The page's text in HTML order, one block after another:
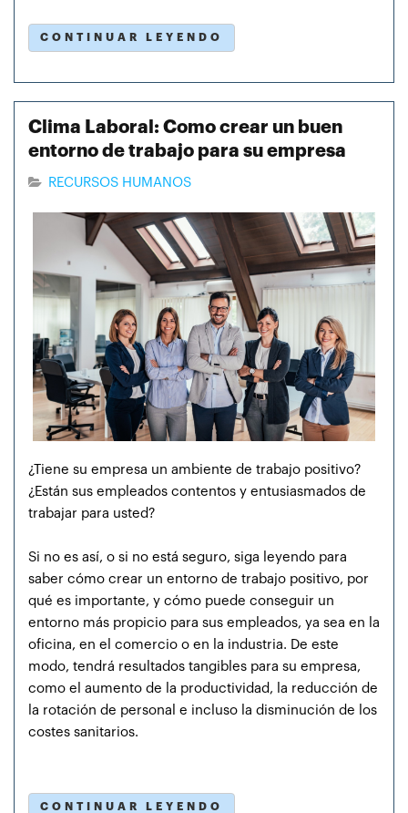
CONTINUAR LEYENDO
Clima Laboral: Como crear un buen
entorno de trabajo para su empresa
RECURSOS HUMANOS
¿Tiene su empresa un ambiente de trabajo positivo?
¿Están sus empleados contentos y entusiasmados de
trabajar para usted?
Si no es así, o si no está seguro, siga leyendo para
saber cómo crear un entorno de trabajo positivo, por
qué es importante, y cómo puede conseguir un
entorno más propicio para sus empleados, ya sea en la
oficina, en el comercio o en la industria. De este
modo, tendrá resultados tangibles para su empresa,
como el aumento de la productividad, la reducción de
la rotación de personal e incluso la disminución de los
costes sanitarios.
CONTINUAR LEYENDO